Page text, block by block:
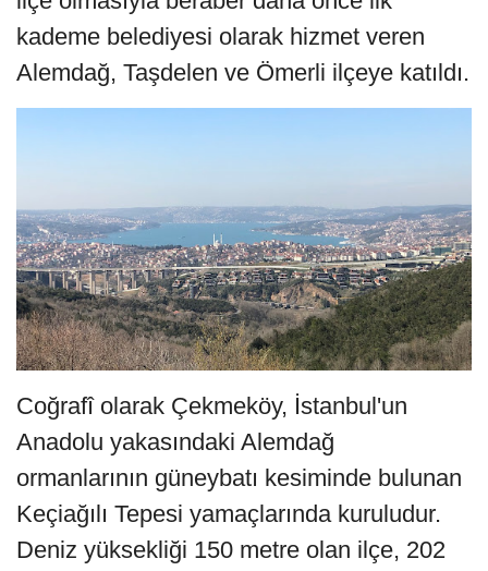
kademe belediyesi olarak hizmet veren
Alemdağ, Taşdelen ve Ömerli ilçeye katıldı.
Coğrafî olarak Çekmeköy, İstanbul'un
Anadolu yakasındaki Alemdağ
ormanlarının güneybatı kesiminde bulunan
Keçiağılı Tepesi yamaçlarında kuruludur.
Deniz yüksekliği 150 metre olan ilçe, 202